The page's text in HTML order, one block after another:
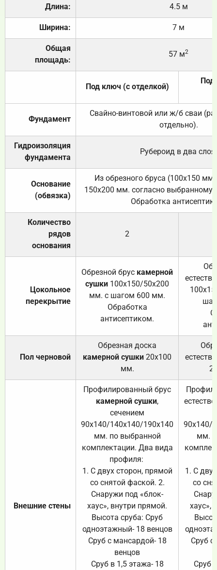
Длина: 4.5 м
Ширина: 7 м
Общая
площадь:
57 м2
Под ключ (с отделкой)
Под
Фундамент
Свайно-винтовой или ж/б сваи
отдельно).
Гидроизоляция
фундамента
Рубероид в два слоя.
Основание
(обвязка)
Из обрезного бруса (100х150
150х200 мм. согласно выбранному
Обработка
Количество
рядов
основания
2
Цокольное
перекрытие
Обрезной брус камерной
сушки 100х150/50х200
мм. с шагом 600 мм.
Обработка
антисептиком.
Пол черновой
Обрезная доска
камерной сушки 20х100
мм.
Внешние стены
Профилированный брус
камерной сушки,
сечением
90х140/140х140/190х140
мм. по выбранной
комплектации. Два вида
профиля:
1. С двух сторон, прямой
со снятой фаской. 2.
Снаружи под «блок-
хаус», внутри прямой.
Высота сруба: Сруб
одноэтажный- 18 венцов
Сруб с мансардой- 18
венцов
Сруб в 1,5 этажа- 18
90х140/
мм.
1. С
со
хаус»,
Сруб с
Сруб